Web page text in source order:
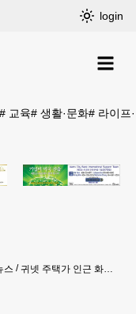
login
# 교육# 생활·문화# 라이프
스 귀넷 주택가 인근 화장장 건설 제동